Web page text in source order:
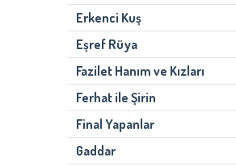
Erkenci Kuş
Eşref Rüya
Fazilet Hanım ve Kızları
Ferhat ile Şirin
Final Yapanlar
Gaddar